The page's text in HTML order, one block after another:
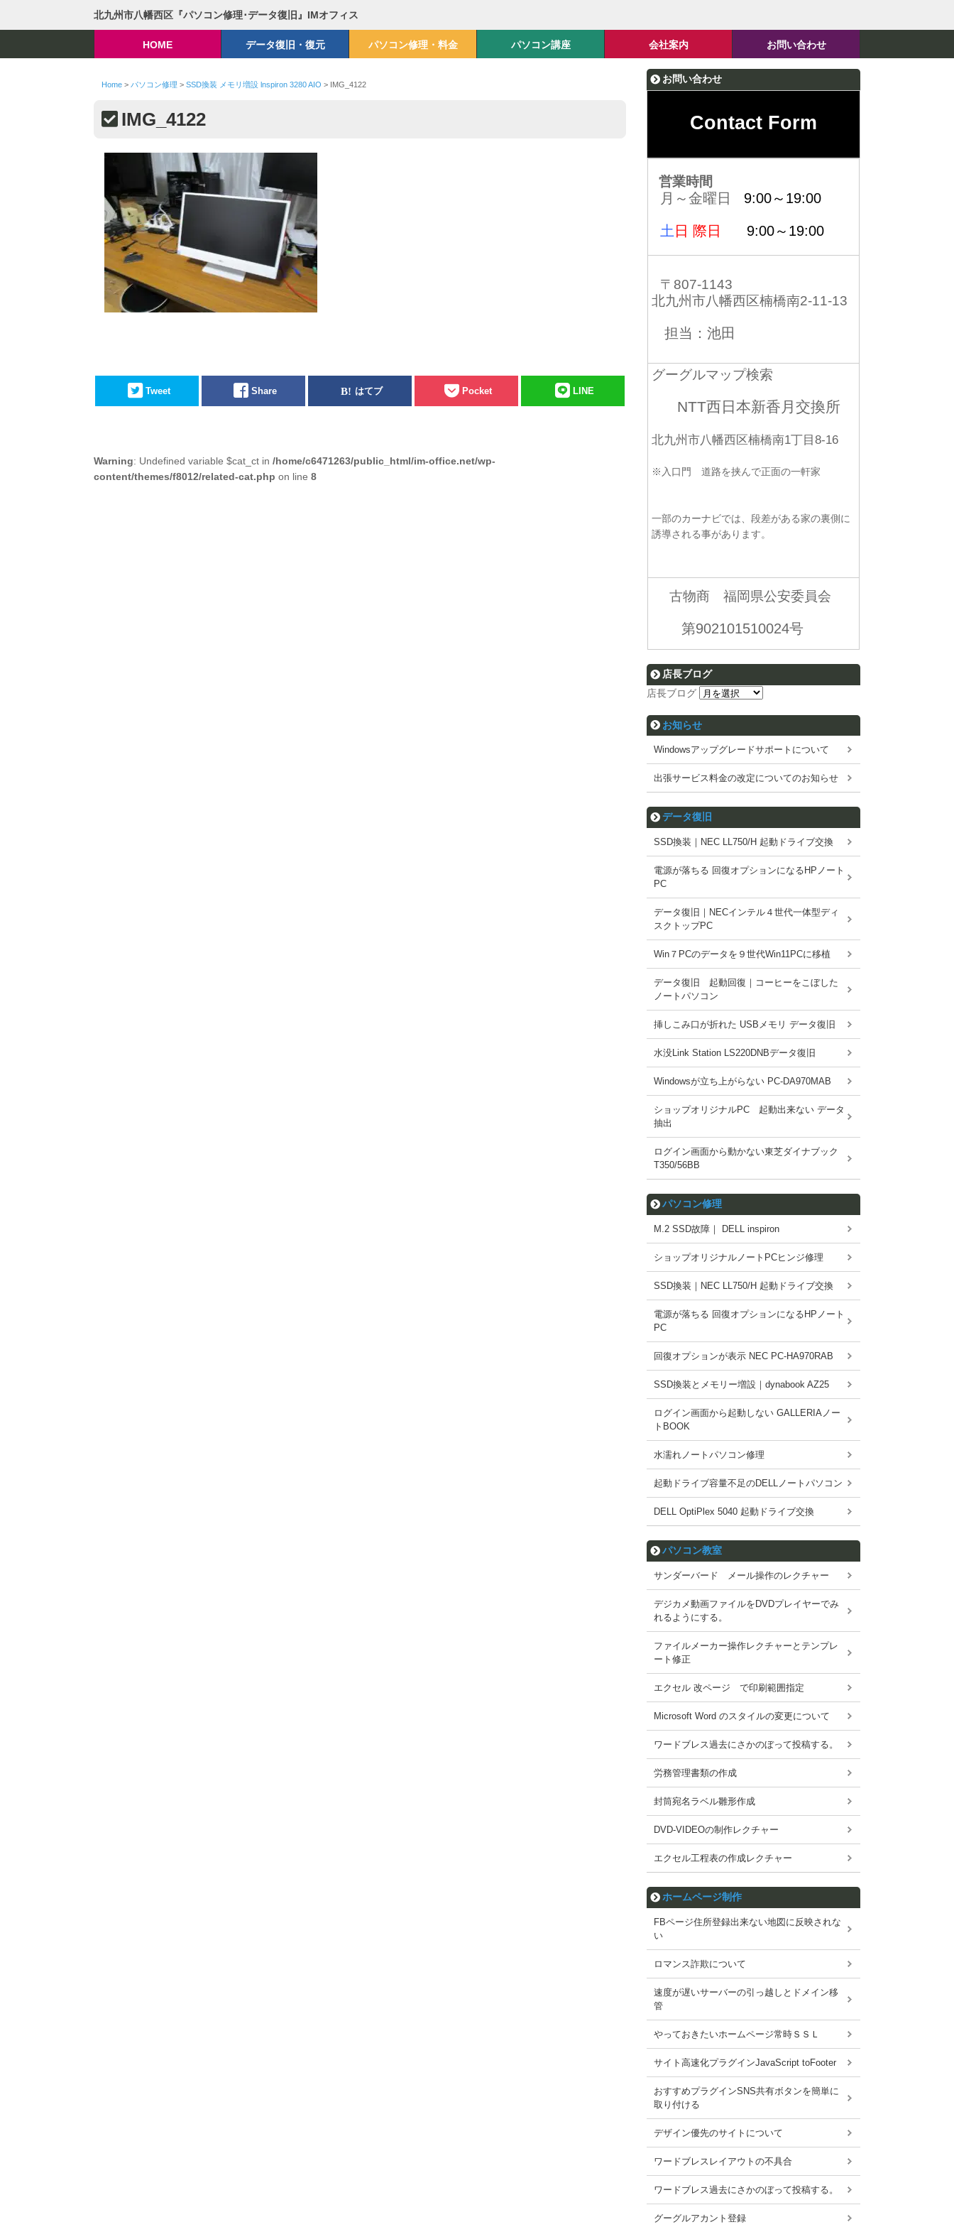
北九州市八幡西区『パソコン修理･データ復旧』IMオフィス
HOME データ復旧・復元 パソコン修理・料金 パソコン講座 会社案内 お問い合わせ
Home> パソコン修理 > SSD換装 メモリ増設 lnspiron 3280 AIO > IMG_4122
IMG_4122
Tweet Share はてブ Pocket LINE
Warning: Undefined variable $cat_ct in /home/c6471263/public_html/im-office.net/wp-
content/themes/f8012/related-cat.php on line 8
お問い合わせ
Contact Form
営業時間
月～金曜日 9:00～19:00
土 日 際日 9:00～19:00
〒807-1143
北九州市八幡西区楠橋南2-11-13
担当：池田
グーグルマップ検索
NTT西日本新香月交換所
北九州市八幡西区楠橋南1丁目8-16
※入口門 道路を挟んで正面の一軒家
一部のカーナビでは、段差がある家の裏側に
誘導される事があります。
古物商 福岡県公安委員会
第902101510024号
店長ブログ
店長ブログ
お知らせ
Windowsアップグレードサポートについて
出張サービス料金の改定についてのお知らせ
データ復旧
SSD換装｜NEC LL750/H 起動ドライブ交換
電源が落ちる 回復オプションになるHPノート
PC
データ復旧｜NECインテル４世代一体型ディ
スクトップPC
Win７PCのデータを９世代Win11PCに移植
データ復旧 起動回復｜コーヒーをこぼした
ノートパソコン
挿しこみ口が折れた USBメモリ データ復旧
水没Link Station LS220DNBデータ復旧
Windowsが立ち上がらない PC-DA970MAB
ショップオリジナルPC 起動出来ない データ
抽出
ログイン画面から動かない東芝ダイナブック
T350/56BB
パソコン修理
M.2 SSD故障｜ DELL inspiron
ショップオリジナルノートPCヒンジ修理
SSD換装｜NEC LL750/H 起動ドライブ交換
電源が落ちる 回復オプションになるHPノート
PC
回復オプションが表示 NEC PC-HA970RAB
SSD換装とメモリー増設｜dynabook AZ25
ログイン画面から起動しない GALLERIAノー
トBOOK
水濡れノートパソコン修理
起動ドライブ容量不足のDELLノートパソコン
DELL OptiPlex 5040 起動ドライブ交換
パソコン教室
サンダーバード メール操作のレクチャー
デジカメ動画ファイルをDVDプレイヤーでみ
れるようにする。
ファイルメーカー操作レクチャーとテンプレ
ート修正
エクセル 改ページ で印刷範囲指定
Microsoft Word のスタイルの変更について
ワードブレス過去にさかのぼって投稿する。
労務管理書類の作成
封筒宛名ラベル雛形作成
DVD-VIDEOの制作レクチャー
エクセル工程表の作成レクチャー
ホームページ制作
FBページ住所登録出来ない地図に反映されな
い
ロマンス詐欺について
速度が遅いサーバーの引っ越しとドメイン移
管
やっておきたいホームページ常時ＳＳＬ
サイト高速化プラグインJavaScript toFooter
おすすめプラグインSNS共有ボタンを簡単に
取り付ける
デザイン優先のサイトについて
ワードブレスレイアウトの不具合
ワードブレス過去にさかのぼって投稿する。
グーグルアカント登録